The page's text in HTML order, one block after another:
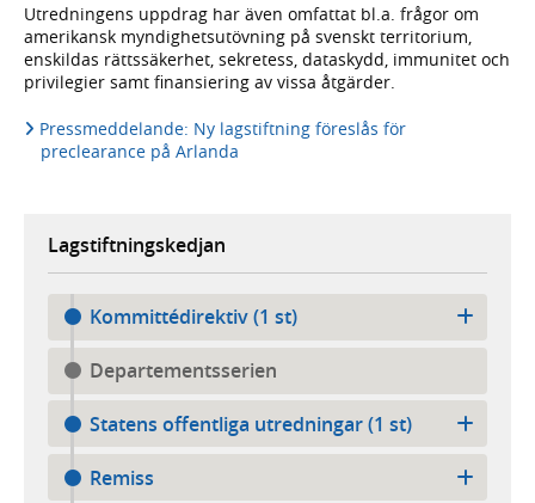
Utredningens uppdrag har även omfattat bl.a. frågor om
amerikansk myndighetsutövning på svenskt territorium,
enskildas rättssäkerhet, sekretess, dataskydd, immunitet och
privilegier samt finansiering av vissa åtgärder.
Pressmeddelande: Ny lagstiftning föreslås för
preclearance på Arlanda
Lagstiftningskedjan
Kommittédirektiv (1 st)
Departementsserien
Statens offentliga utredningar (1 st)
Remiss